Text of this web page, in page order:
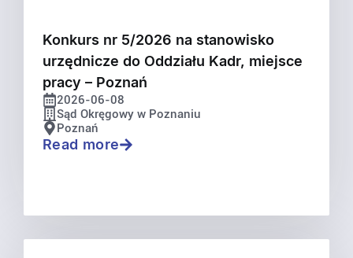
Konkurs nr 5/2026 na stanowisko
urzędnicze do Oddziału Kadr, miejsce
pracy – Poznań
2026-06-08
Sąd Okręgowy w Poznaniu
Poznań
Read more